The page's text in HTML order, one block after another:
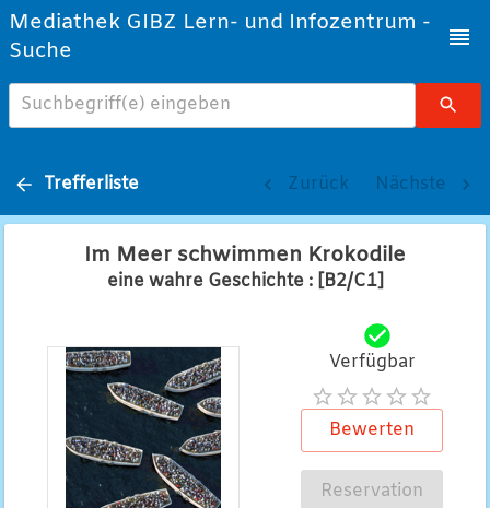
Mediathek GIBZ Lern- und Infozentrum -
Suche
Suchbegriff(e) eingeben
Trefferliste Zurück Nächste
Im Meer schwimmen Krokodile
eine wahre Geschichte : [B2/C1]
Verfügbar
Bewerten
Reservation